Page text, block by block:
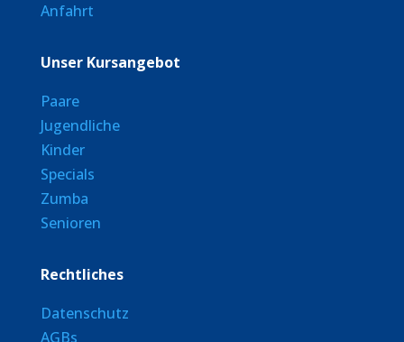
Anfahrt
Unser Kursangebot
Paare
Jugendliche
Kinder
Specials
Zumba
Senioren
Rechtliches
Datenschutz
AGBs